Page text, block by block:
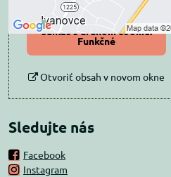
Povoliť a zapamätať -
súhlas s druhom cookie:
Funkčné
Otvoriť obsah v novom okne
Sledujte nás
Facebook
Instagram